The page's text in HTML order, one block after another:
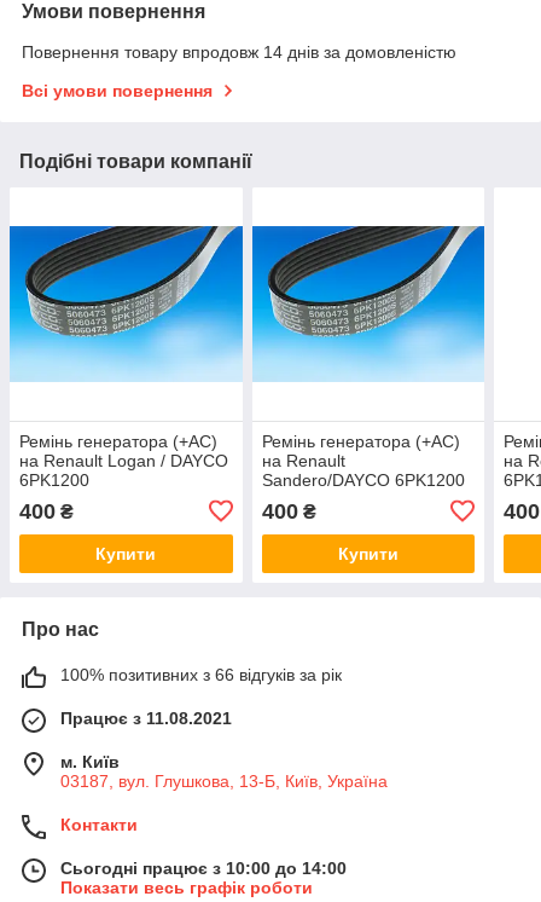
Умови повернення
Повернення товару впродовж 14 днів за домовленістю
Всі умови повернення
Подібні товари компанії
Ремінь генератора (+AC)
на Renault Logan / DAYCO
6PK1200
400 ₴
Купити
Ремінь генератора (+AC)
на Renault
Sandero/DAYCO 6PK1200
400₴
Купити
на
400
Про нас
100% позитивних з 66 відгуків за рік
Працює з 11.08.2021
м. Київ
03187, вул. Глушкова, 13-Б, Київ, Україна
Контакти
Сьогодні працює з 10:00 до 14:00
Показати весь графік роботи